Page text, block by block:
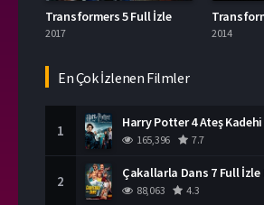
Transformers 5 Full İzle
2017 2014
En Çok İzlenen Filmler
1 Harry Potter 4 Ateş
165,396 7.7
2 Çakallarla Dans 7 Full İzle
88,063 4.3